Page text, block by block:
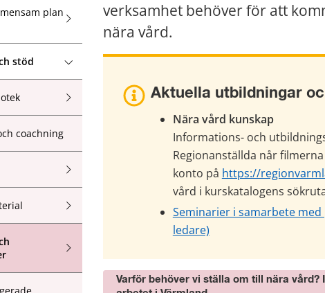
plan
stöd
coachning
verksamhet behöver för att
nära vård.
Aktuella utbildningar
Nära vård kunskap
Informations- och
Regionanställda når filmerna
konto på https://
vård i kurskatalogens
Seminarier i samarbete
ledare)
Varför behöver vi ställa om till nära